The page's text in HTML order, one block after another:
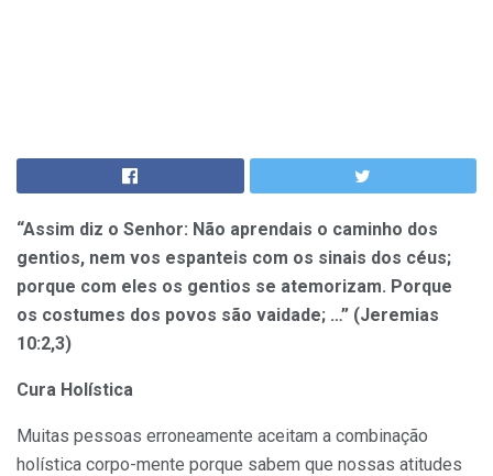
“Assim diz o Senhor: Não aprendais o caminho dos
gentios, nem vos espanteis com os sinais dos céus;
porque com eles os gentios se atemorizam. Porque
os costumes dos povos são vaidade; …” (Jeremias
10:2,3)
Cura Holística
Muitas pessoas erroneamente aceitam a combinação
holística corpo-mente porque sabem que nossas atitudes